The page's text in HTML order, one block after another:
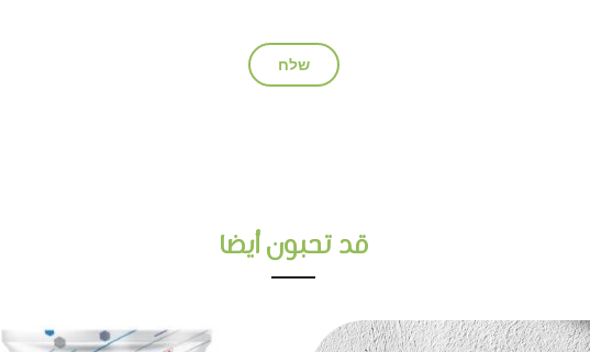
قد تحبون أيضا